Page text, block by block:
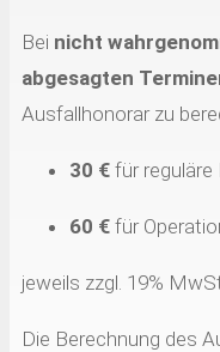
Bei nicht
abgesagten
Ausfallhonorar zu
30 € für reguläre
60 € für
jeweils zzgl. 19%
Die Berechnung des